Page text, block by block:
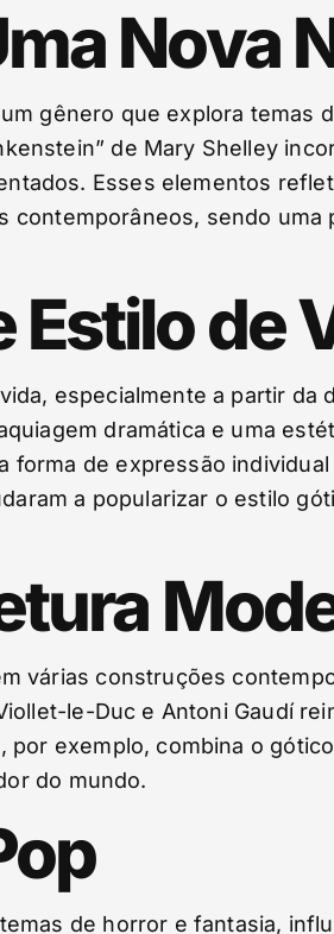
Nova
gênero que explora temas
de Mary Shelley
Esses elementos
sendo
Estilo de
especialmente a partir da
dramática e uma
de expressão
a popularizar o estilo
várias construções
le-Duc e Antoni Gaudí
por exemplo, combina o
do mundo.
de horror e fantasia,